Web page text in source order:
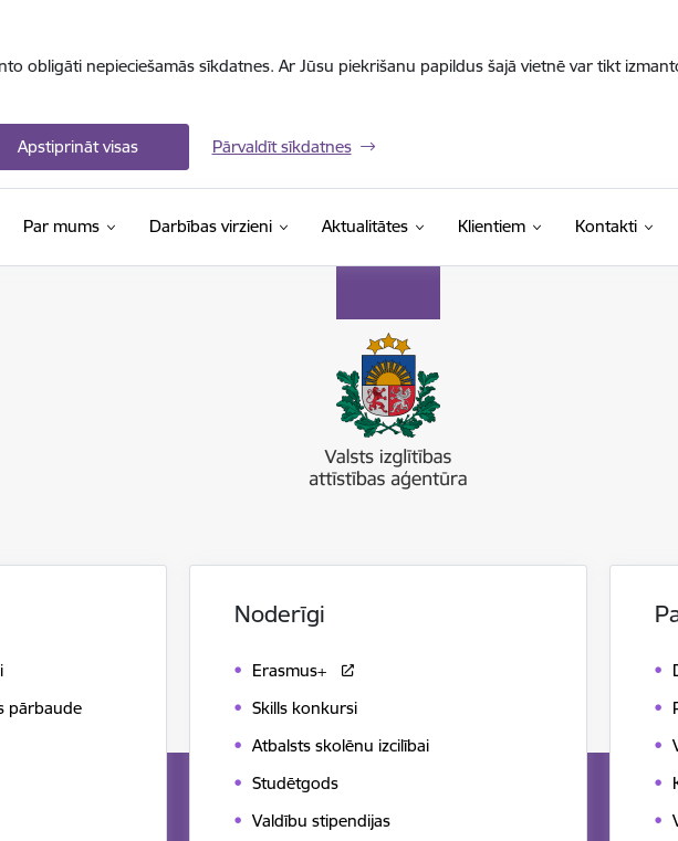
obligāti nepieciešamās sīkdatnes. Ar Jūsu piekrišanu papildus šajā vietnē var tikt
Apstiprināt visas Pārvaldīt sīkdatnes
Par mums Darbības virzieni Aktualitātes Klientiem Kontakti
pārbaude
Noderīgi
Erasmus+
Skills konkursi
Atbalsts skolēnu izcilībai
Studētgods
Valdību stipendijas